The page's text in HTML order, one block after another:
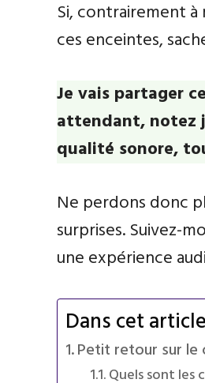
Si, contrairement
ces enceintes,
Je vais partager
attendant, notez
qualité sonore,
Ne perdons donc
surprises. Suivez-
une expérience
Dans cet article
Petit retour sur le
Quels sont les